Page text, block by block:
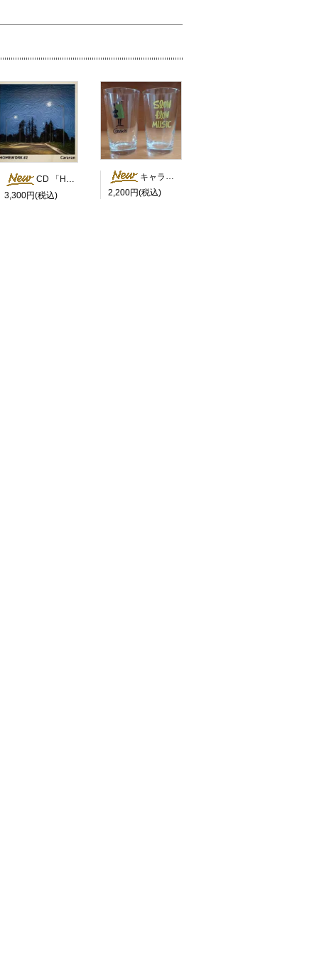
CD 「HOMEWORK #2」
3,300円(税込)
キャラバン君＆Slow Flow Music 8オンスガラスタンブラー 2個セット
2,200円(税込)